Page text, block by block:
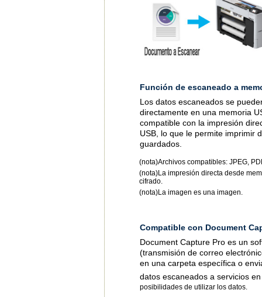
Función de escaneado a
Los datos escaneados se
directamente en una memoria
compatible con la impresión
USB, lo que le permite imprimir
guardados.
(nota)Archivos compatibles: JPEG,
(nota)La impresión directa desde
cifrado.
(nota)La imagen es una imagen.
Compatible con Document
Document Capture Pro es un
(transmisión de correo
en una carpeta específica o
datos escaneados a servicios
posibilidades de utilizar los datos.